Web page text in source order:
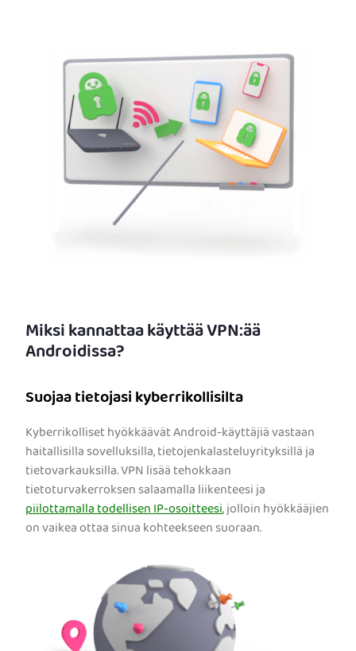
Miksi kannattaa käyttää VPN:ää
Androidissa?
Suojaa tietojasi kyberrikollisilta
Kyberrikolliset hyökkäävät Android-käyttäjiä vastaan
haitallisilla sovelluksilla, tietojenkalasteluyrityksillä ja
tietovarkauksilla. VPN lisää tehokkaan
tietoturvakerroksen salaamalla liikenteesi ja
piilottamalla todellisen IP-osoitteesi, jolloin hyökkääjien
on vaikea ottaa sinua kohteekseen suoraan.